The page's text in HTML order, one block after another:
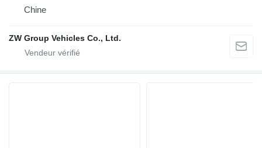
Chine
ZW Group Vehicles Co., Ltd.